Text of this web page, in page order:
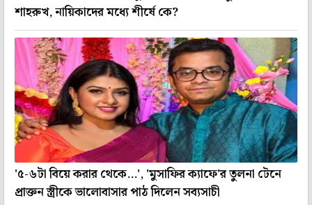
শাহরুখ, নায়িকাদের মধ্যে শীর্ষে কে?
'৫-৬টা বিয়ে করার থেকে...', 'মুসাফির ক্যাফে'র তুলনা টেনে
প্রাক্তন স্ত্রীকে ভালোবাসার পাঠ দিলেন সব্যসাচী